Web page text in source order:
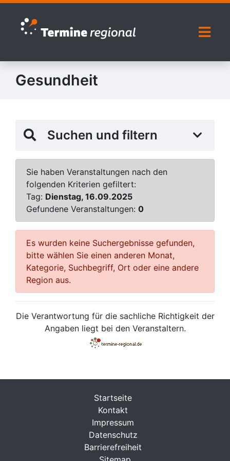
Zur Navigation springen
Zum Inhalt springen
Gesundheit
Suchen und filtern
Sie haben Veranstaltungen nach den
folgenden Kriterien gefiltert:
Tag: Dienstag, 16.09.2025
Gefundene Veranstaltungen: 0
Es wurden keine Suchergebnisse gefunden,
bitte wählen Sie einen anderen Monat,
Kategorie, Suchbegriff, Ort oder eine andere
Region aus.
Die Verantwortung für die sachliche Richtigkeit der
Angaben liegt bei den Veranstaltern.
Startseite
Kontakt
Impressum
Datenschutz
Barrierefreiheit